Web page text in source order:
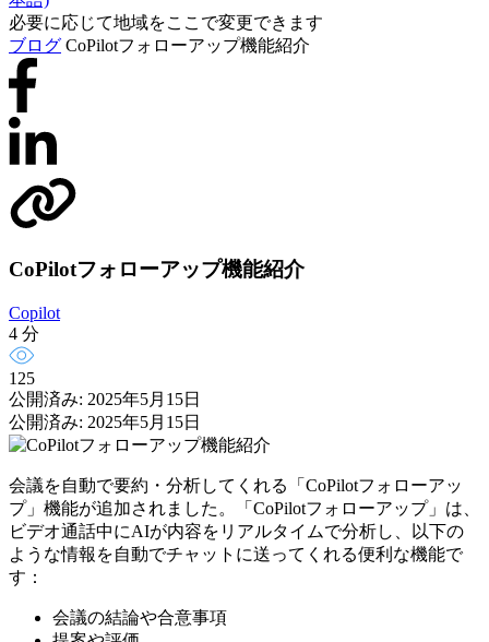
必要に応じて地域をここで変更できます
ブログ CoPilotフォローアップ機能紹介
CoPilotフォローアップ機能紹介
Copilot
4 分
125
公開済み: 2025年5月15日
公開済み: 2025年5月15日
会議を自動で要約・分析してくれる「CoPilotフォローアッ
プ」機能が追加されました。「CoPilotフォローアップ」は、
ビデオ通話中にAIが内容をリアルタイムで分析し、以下の
ような情報を自動でチャットに送ってくれる便利な機能で
す：
会議の結論や合意事項